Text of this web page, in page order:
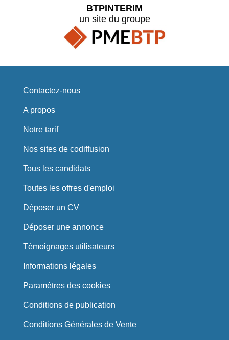
BTPINTERIM
un site du groupe
Contactez-nous
A propos
Notre tarif
Nos sites de codiffusion
Tous les candidats
Toutes les offres d'emploi
Déposer un CV
Déposer une annonce
Témoignages utilisateurs
Informations légales
Paramètres des cookies
Conditions de publication
Conditions Générales de Vente